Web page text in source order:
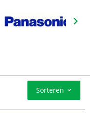
Sorteren
TV desgewenst mee
en ophangen